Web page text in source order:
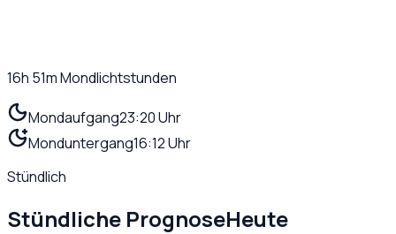
16h 51mMondlichtstunden
Mondaufgang23:20 Uhr
Monduntergang16:12 Uhr
Stündlich
Stündliche PrognoseHeute